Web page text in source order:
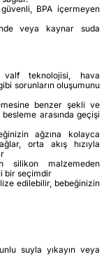
BPA içermeyen
veya kaynar suda
teknolojisi, hava
sorunların oluşumunu
benzer şekli ve
arasında geçişi
ağzına kolayca
orta akış hızıyla
silikon malzemeden
bir seçimdir
edilebilir, bebeğinizin
suyla yıkayın veya